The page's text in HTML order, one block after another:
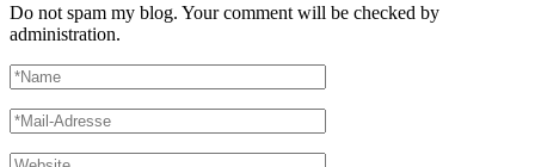
Do not spam my blog. Your comment will be checked by
administration.